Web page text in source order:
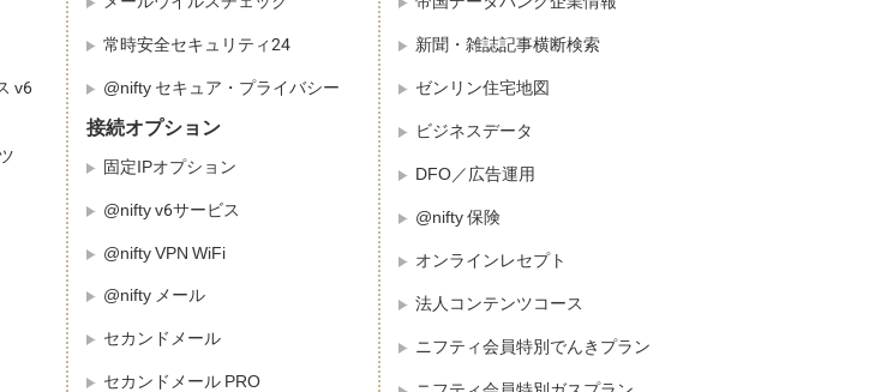
v6
常時安全セキュリティ24
@nifty セキュア・プライバシー
接続オプション
固定IPオプション
@nifty v6サービス
@nifty VPN WiFi
@nifty メール
セカンドメール
セカンドメール PRO
新聞・雑誌記事横断検索
ゼンリン住宅地図
ビジネスデータ
DFO／広告運用
@nifty 保険
オンラインレセプト
法人コンテンツコース
ニフティ会員特別でんきプラン